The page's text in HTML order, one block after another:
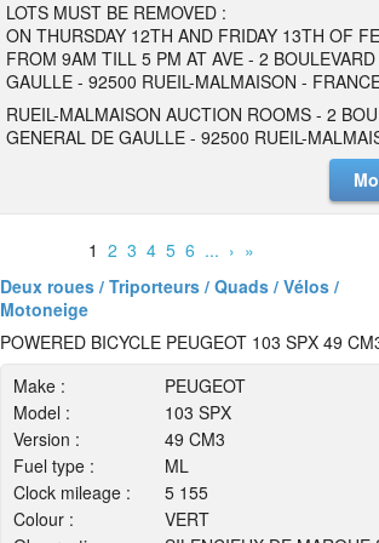
LOTS MUST BE REMOVED :
ON THURSDAY 12TH AND FRIDAY 13TH OF
FROM 9AM TILL 5 PM AT AVE - 2
GAULLE - 92500 RUEIL-MALMAISON -
RUEIL-MALMAISON AUCTION ROOMS - 2
GENERAL DE GAULLE - 92500 RUEIL-
1 2 3 4 5 6 ... › »
Deux roues / Triporteurs / Quads / Vélos /
Motoneige
POWERED BICYCLE PEUGEOT 103 SPX 49
Make :
PEUGEOT
Model :
103 SPX
Version :
49 CM3
Fuel type :
ML
Clock mileage :
5 155
Colour :
VERT